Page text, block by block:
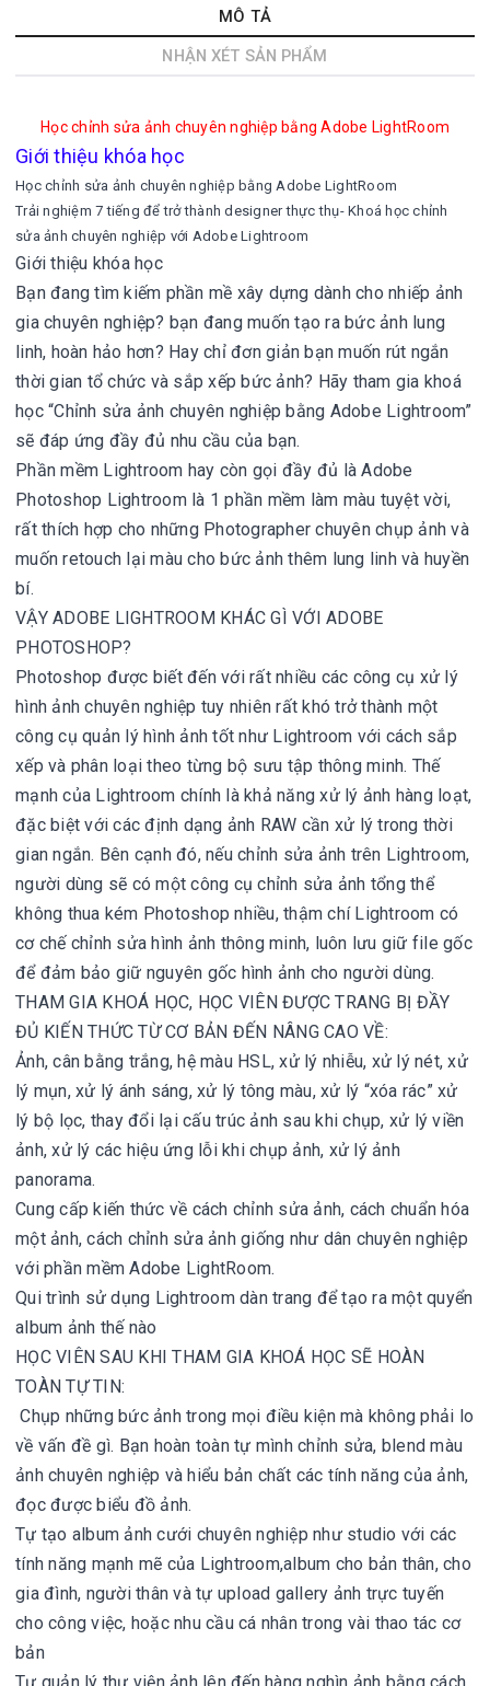
MÔ TẢ
NHẬN XÉT SẢN PHẨM
Học chỉnh sửa ảnh chuyên nghiệp bằng Adobe LightRoom
Giới thiệu khóa học
Học chỉnh sửa ảnh chuyên nghiệp bằng Adobe LightRoom
Trải nghiệm 7 tiếng để trở thành designer thực thụ- Khoá học chỉnh
sửa ảnh chuyên nghiệp với Adobe Lightroom
Giới thiệu khóa học
Bạn đang tìm kiếm phần mề xây dựng dành cho nhiếp ảnh
gia chuyên nghiệp? bạn đang muốn tạo ra bức ảnh lung
linh, hoàn hảo hơn? Hay chỉ đơn giản bạn muốn rút ngắn
thời gian tổ chức và sắp xếp bức ảnh? Hãy tham gia khoá
học “Chỉnh sửa ảnh chuyên nghiệp bằng Adobe Lightroom”
sẽ đáp ứng đầy đủ nhu cầu của bạn.
Phần mềm Lightroom hay còn gọi đầy đủ là Adobe
Photoshop Lightroom là 1 phần mềm làm màu tuyệt vời,
rất thích hợp cho những Photographer chuyên chụp ảnh và
muốn retouch lại màu cho bức ảnh thêm lung linh và huyền
bí.
VẬY ADOBE LIGHTROOM KHÁC GÌ VỚI ADOBE
PHOTOSHOP?
Photoshop được biết đến với rất nhiều các công cụ xử lý
hình ảnh chuyên nghiệp tuy nhiên rất khó trở thành một
công cụ quản lý hình ảnh tốt như Lightroom với cách sắp
xếp và phân loại theo từng bộ sưu tập thông minh. Thế
mạnh của Lightroom chính là khả năng xử lý ảnh hàng loạt,
đặc biệt với các định dạng ảnh RAW cần xử lý trong thời
gian ngắn. Bên cạnh đó, nếu chỉnh sửa ảnh trên Lightroom,
người dùng sẽ có một công cụ chỉnh sửa ảnh tổng thể
không thua kém Photoshop nhiều, thậm chí Lightroom có
cơ chế chỉnh sửa hình ảnh thông minh, luôn lưu giữ file gốc
để đảm bảo giữ nguyên gốc hình ảnh cho người dùng.
THAM GIA KHOÁ HỌC, HỌC VIÊN ĐƯỢC TRANG BỊ ĐẦY
ĐỦ KIẾN THỨC TỪ CƠ BẢN ĐẾN NÂNG CAO VỀ:
Ảnh, cân bằng trắng, hệ màu HSL, xử lý nhiễu, xử lý nét, xử
lý mụn, xử lý ánh sáng, xử lý tông màu, xử lý “xóa rác” xử
lý bộ lọc, thay đổi lại cấu trúc ảnh sau khi chụp, xử lý viền
ảnh, xử lý các hiệu ứng lỗi khi chụp ảnh, xử lý ảnh
panorama.
Cung cấp kiến thức về cách chỉnh sửa ảnh, cách chuẩn hóa
một ảnh, cách chỉnh sửa ảnh giống như dân chuyên nghiệp
với phần mềm Adobe LightRoom.
Qui trình sử dụng Lightroom dàn trang để tạo ra một quyển
album ảnh thế nào
HỌC VIÊN SAU KHI THAM GIA KHOÁ HỌC SẼ HOÀN
TOÀN TỰ TIN:
Chụp những bức ảnh trong mọi điều kiện mà không phải lo
về vấn đề gì. Bạn hoàn toàn tự mình chỉnh sửa, blend màu
ảnh chuyên nghiệp và hiểu bản chất các tính năng của ảnh,
đọc được biểu đồ ảnh.
Tự tạo album ảnh cưới chuyên nghiệp như studio với các
tính năng mạnh mẽ của Lightroom,album cho bản thân, cho
gia đình, người thân và tự upload gallery ảnh trực tuyến
cho công việc, hoặc nhu cầu cá nhân trong vài thao tác cơ
bản